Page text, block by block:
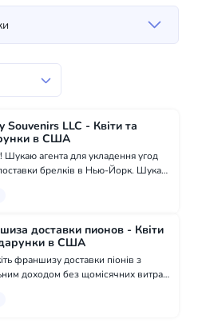
в США
Souvenirs LLC - Квіти та
в США
Шукаю агента для укладення угод
брелків в Нью-Йорк. Шукаю
моїх брелків із
на...
доставки пионов - Квіти
в США
франшизу доставки піонів з
доходом без щомісячних витрат
бізнесу в інших містах.